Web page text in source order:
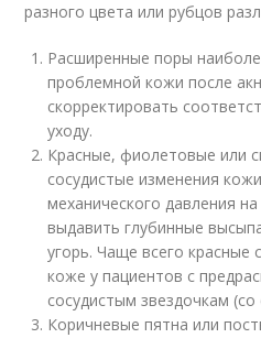
разного цвета или рубцов
Расширенные поры
проблемной кожи после
скорректировать
уходу.
Красные, фиолетовые или
сосудистые изменения
механического давления
выдавить глубинные
угорь. Чаще всего красные
коже у пациентов с
сосудистым звездочкам
Коричневые пятна или